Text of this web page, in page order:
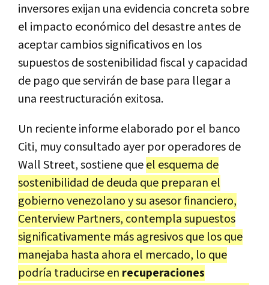
inversores exijan una evidencia concreta sobre
el impacto económico del desastre antes de
aceptar cambios significativos en los
supuestos de sostenibilidad fiscal y capacidad
de pago que servirán de base para llegar a
una reestructuración exitosa.
Un reciente informe elaborado por el banco
Citi, muy consultado ayer por operadores de
Wall Street, sostiene queel esquema de
sostenibilidad de deuda que preparan el
gobierno venezolano y su asesor financiero,
Centerview Partners, contempla supuestos
significativamente más agresivos que los que
manejaba hasta ahora el mercado, lo que
podría traducirse en recuperaciones